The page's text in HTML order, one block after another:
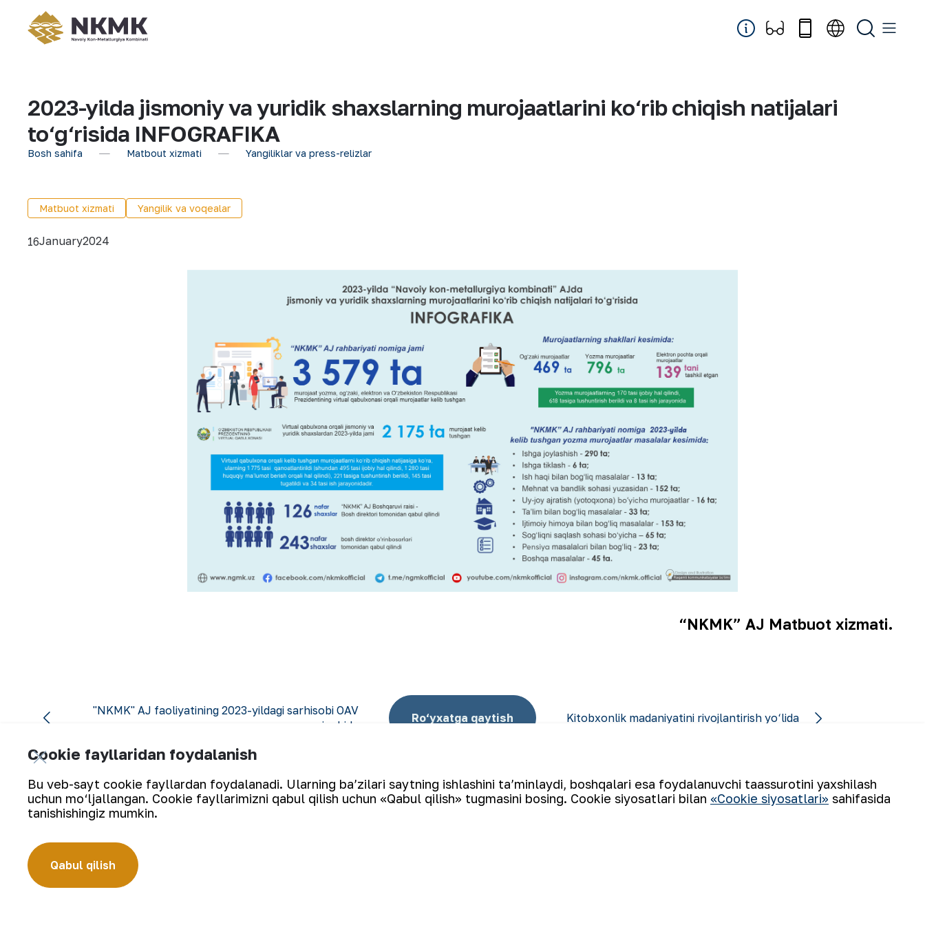
2023-yilda jismoniy va yuridik shaxslarning murojaatlarini ko‘rib chiqish natijalari
to‘g‘risida INFOGRAFIKA
Bosh sahifa Matbout xizmati Yangiliklar va press-relizlar
Matbuot xizmati Yangilik va voqealar
16January2024
“NKMK” AJ Matbuot xizmati.
"NKMK" AJ faoliyatining 2023-yildagi sarhisobi OAV
nigohida
Ro‘yxatga qaytish Kitobxonlik madaniyatini rivojlantirish yo‘lida
Cookie fayllaridan foydalanish
Bu veb-sayt cookie fayllardan foydalanadi. Ularning ba’zilari saytning ishlashini ta’minlaydi, boshqalari esa foydalanuvchi taassurotini yaxshilash
uchun mo‘ljallangan. Cookie fayllarimizni qabul qilish uchun «Qabul qilish» tugmasini bosing. Cookie siyosatlari bilan «Cookie siyosatlari» sahifasida
tanishishingiz mumkin.
Qabul qilish